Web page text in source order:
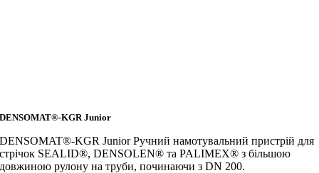
DENSOMAT®-KGR Junior
DENSOMAT®-KGR Junior Ручний намотувальний пристрій для
стрічок SEALID®, DENSOLEN® та PALIMEX® з більшою
довжиною рулону на труби, починаючи з DN 200.